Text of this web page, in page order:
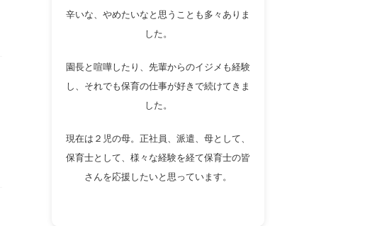
辛いな、やめたいなと思うことも多々ありま
した。
園長と喧嘩したり、先輩からのイジメも経験
し、それでも保育の仕事が好きで続けてきま
した。
現在は２児の母。正社員、派遣、母として、
保育士として、様々な経験を経て保育士の皆
さんを応援したいと思っています。